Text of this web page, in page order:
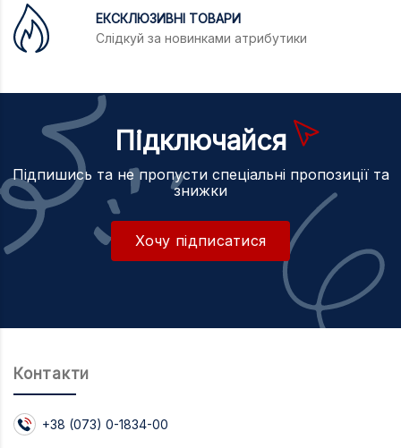
ЕКСКЛЮЗИВНІ ТОВАРИ
Слідкуй за новинками атрибутики
Підключайся
Підпишись та не пропусти спеціальні пропозиції та
знижки
Хочу підписатися
Контакти
+38 (073) 0-1834-00